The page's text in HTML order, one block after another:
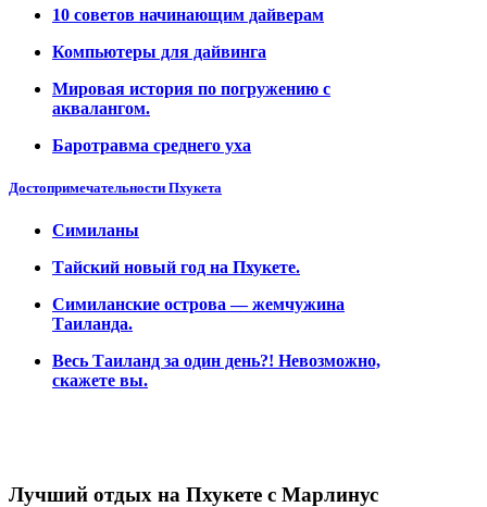
10 советов начинающим дайверам
Компьютеры для дайвинга
Мировая история по погружению с
аквалангом.
Баротравма среднего уха
Достопримечательности Пхукета
Симиланы
Тайский новый год на Пхукете.
Симиланские острова — жемчужина
Таиланда.
Весь Таиланд за один день?! Невозможно,
скажете вы.
Лучший отдых на Пхукете c Марлинус